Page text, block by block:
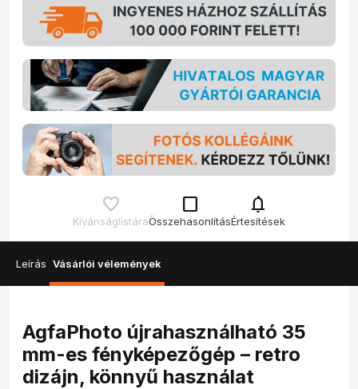
Kívánságlistára
check_box_outline_blank
Összehasonlítás
notifications
Értesítések
Leírás Vásárlói vélemények
AgfaPhoto újrahasználható 35
mm-es fényképezőgép – retro
dizájn, könnyű használat